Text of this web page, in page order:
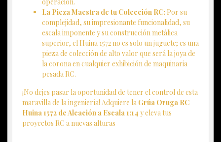
La Pieza Maestra de tu Colección RC: Por su
complejidad, su impresionante funcionalidad, su
escala imponente y su construcción metálica
superior, el Huina 1572 no es solo un juguete; es una
pieza de colección de alto valor que será la joya de
la corona en cualquier exhibición de maquinaria
pesada RC.
¡No dejes pasar la oportunidad de tener el control de esta
maravilla de la ingeniería! Adquiere la Grúa Oruga RC
Huina 1572 de Aleación a Escala 1:14 y eleva tus
proyectos RC a nuevas alturas